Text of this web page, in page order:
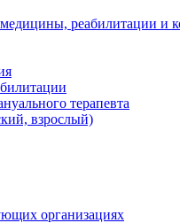
реабилитации и
терапевта
взрослый)
организациях